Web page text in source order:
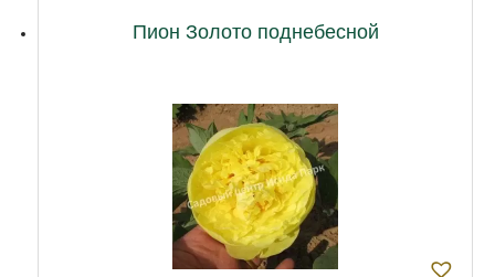
Пион Золото поднебесной